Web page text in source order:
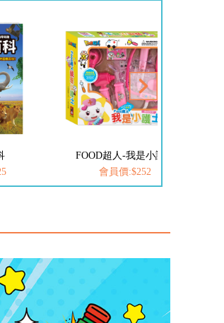
護士
FOOD超人-我是小醫生
會員價:$252